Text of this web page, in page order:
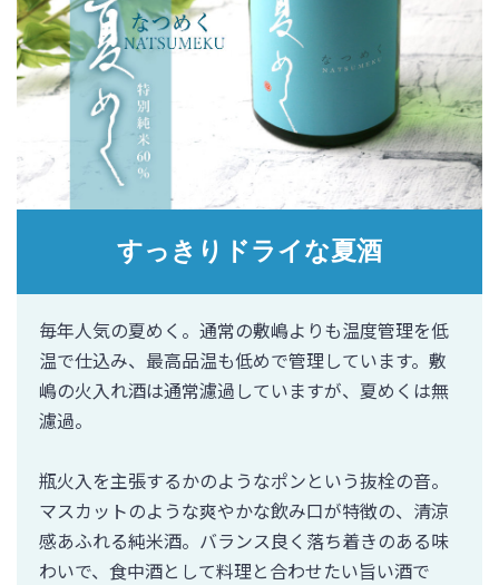
すっきりドライな夏酒
毎年人気の夏めく。通常の敷嶋よりも温度管理を低
温で仕込み、最高品温も低めで管理しています。敷
嶋の火入れ酒は通常濾過していますが、夏めくは無
濾過。
瓶火入を主張するかのようなポンという抜栓の音。
マスカットのような爽やかな飲み口が特徴の、清涼
感あふれる純米酒。バランス良く落ち着きのある味
わいで、食中酒として料理と合わせたい旨い酒で